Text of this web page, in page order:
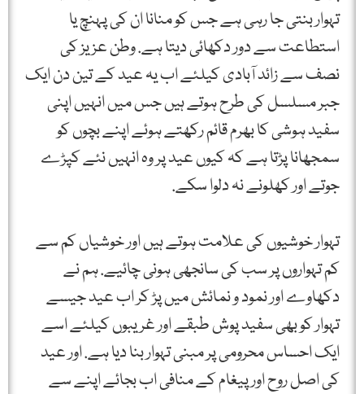
تہوار بنتی جا رہی ہے جس کو منانا ان کی پہنچ یا
استطاعت سے دور دکھائی دیتا ہے. وطن عزیز کی
نصف سے زائد آبادی کیلئے اب یہ عید کے تین دن ایک
جبر مسلسل کی طرح ہوتے ہیں جس میں انہیں اپنی
سفید ہوشی کا بھرم قائم رکھتے ہوئے اپنے بچوں کو
سمجھانا پڑتا ہے کہ کیوں عید پر وہ انہیں نئے کپڑے
جوتے اور کھلونے نہ دلوا سکے.
تہوار خوشیوں کی علامت ہوتے ہیں اور خوشیاں کم سے
کم تہواروں پر سب کی سانجھی ہونی چائیے. ہم نے
دکھاوے اور نمود و نمائش میں پڑ کر اب عید جیسے
تہوار کو بھی سفید پوش طبقے اور غریبوں کیلئے اسے
ایک احساس محرومی پر مبنی تہوار بنا دیا ہے. اور عید
کی اصل روح اور پیغام کے منافی اب بجائے اپنے سے